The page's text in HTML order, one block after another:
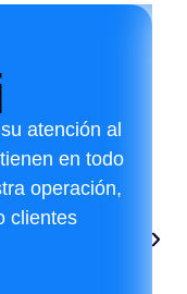
atención al
en todo
operación,
clientes